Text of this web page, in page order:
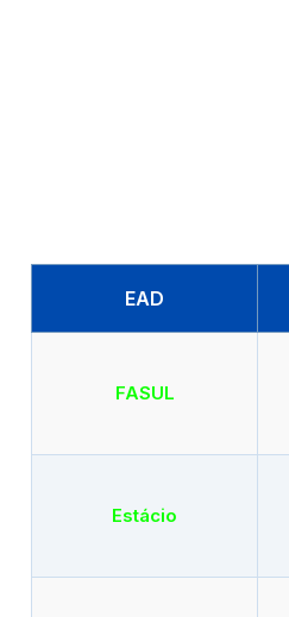
EAD
FASUL
Estácio